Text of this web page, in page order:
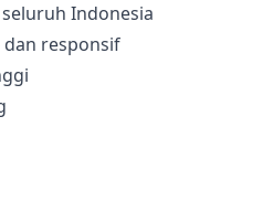
Indonesia
dan responsif